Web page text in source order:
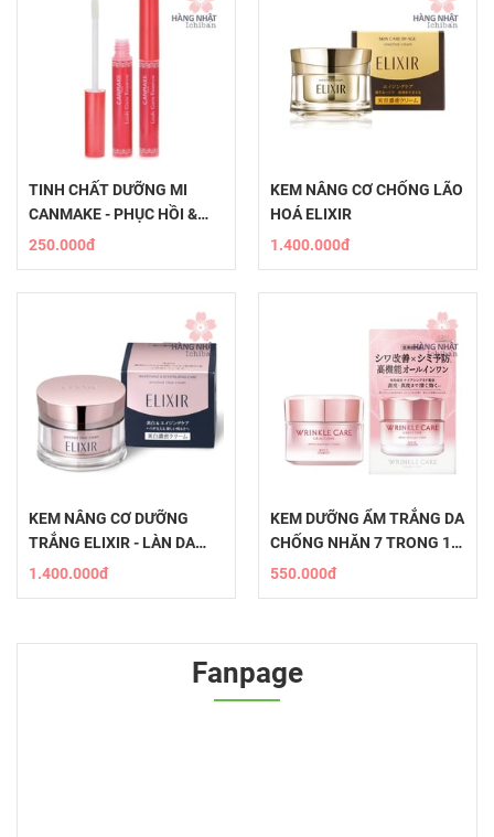
​​TINH CHẤT DƯỠNG MI
CANMAKE - PHỤC HỒI &
TĂNG CƯỜNG SỨC KHỎE
250.000đ
KEM NÂNG CƠ CHỐNG LÃO
HOÁ ELIXIR
1.400.000đ
KEM NÂNG CƠ DƯỠNG
TRẮNG ELIXIR - LÀN DA
RẠNG NGỜI
1.400.000đ
KEM DƯỠNG ẨM TRẮNG DA
CHỐNG NHĂN 7 TRONG 1
WRINKLE CARE
550.000đ
Fanpage